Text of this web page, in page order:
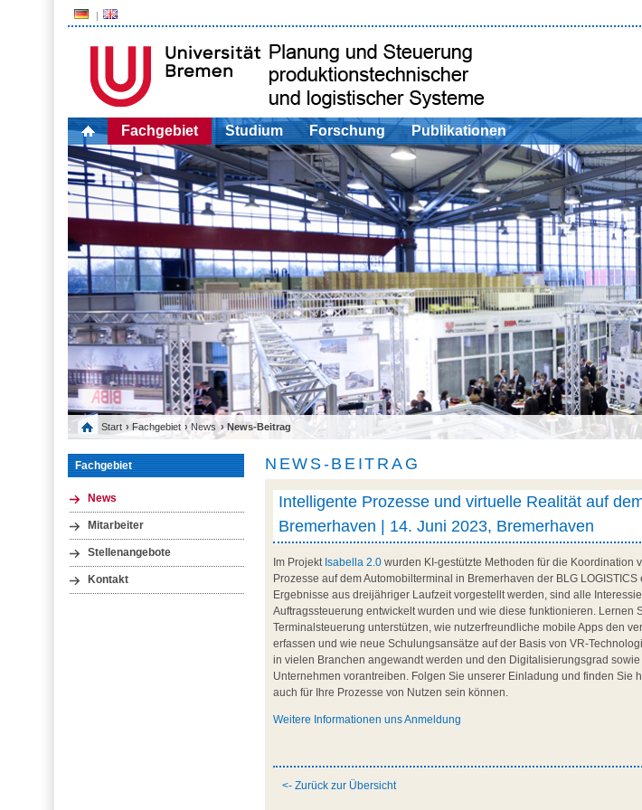
Fachgebiet Studium Forschung Publikationen
Start › Fachgebiet ›News › News-Beitrag
Fachgebiet
News
Mitarbeiter
Stellenangebote
Kontakt
NEWS-BEITRAG
Intelligente Prozesse und virtuelle Realität auf
Bremerhaven | 14. Juni 2023, Bremerhaven
Im ProjektIsabella 2.0 wurden KI-gestützte Methoden für die
Prozesse auf dem Automobilterminal in Bremerhaven der BLG
Ergebnisse aus dreijähriger Laufzeit vorgestellt werden, sind alle
Auftragssteuerung entwickelt wurden und wie diese funktionieren. Lernen
Terminalsteuerung unterstützen, wie nutzerfreundliche mobile Apps den
erfassen und wie neue Schulungsansätze auf der Basis von VR-
in vielen Branchen angewandt werden und den Digitalisierungsgrad
Unternehmen vorantreiben. Folgen Sie unserer Einladung und finden Sie
auch für Ihre Prozesse von Nutzen sein können.
Weitere Informationen uns Anmeldung
<- Zurück zur Übersicht